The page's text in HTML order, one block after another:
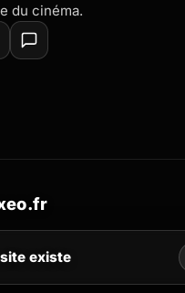
du cinéma.
existe